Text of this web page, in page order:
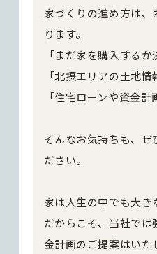
家づくりの進め方は
ります。
「まだ家を購入するか
「北摂エリアの土地情
「住宅ローンや資金計
そんなお気持ちも、ぜ
ださい。
家は人生の中でも大き
だからこそ、当社で
金計画のご提案はいた